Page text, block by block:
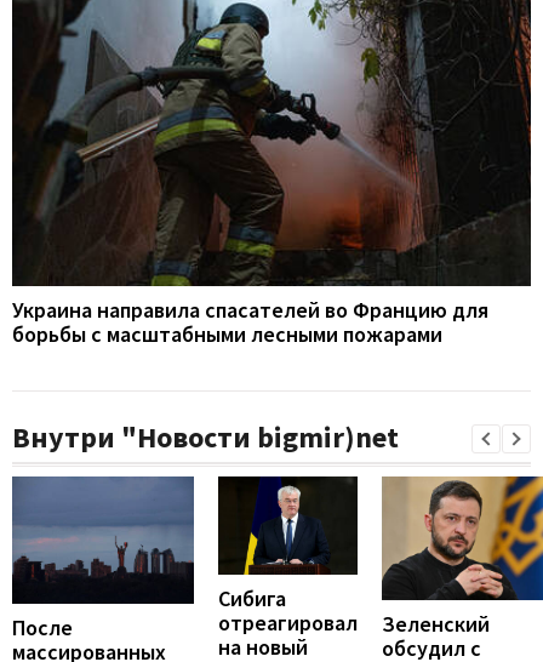
Украина направила спасателей во Францию для
борьбы с масштабными лесными пожарами
Внутри "Новости bigmir)net
После
массированных
Сибига
отреагировал
на новый
Зеленский
обсудил с